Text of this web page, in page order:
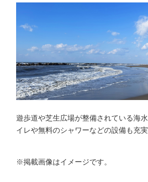
遊歩道や芝生広場が整備されている海
イレや無料のシャワーなどの設備も充実
※掲載画像はイメージです。